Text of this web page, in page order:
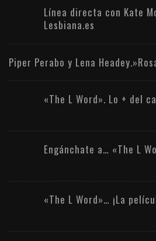
Línea directa con Kate
Lesbiana.es
Piper Perabo y Lena
«The L Word». Lo + del
Engánchate a… «The L
«The L Word»… ¡La